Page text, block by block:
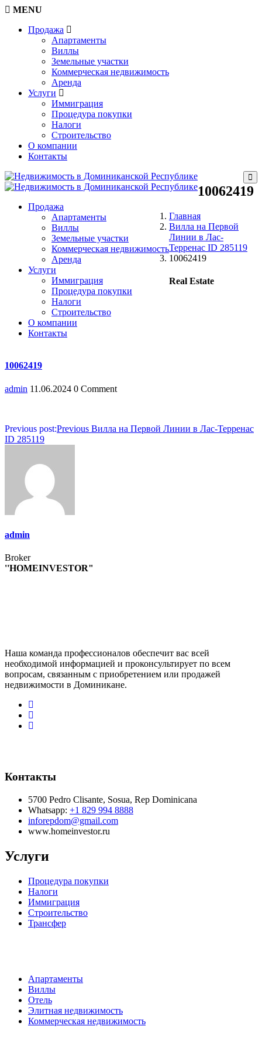
MENU
Продажа
Апартаменты
Виллы
Земельные участки
Коммерческая недвижимость
Аренда
Услуги
Иммиграция
Процедура покупки
Налоги
Строительство
О компании
Контакты
Продажа
Апартаменты
Виллы
Земельные участки
Коммерческая недвижимость
Аренда
Услуги
Иммиграция
Процедура покупки
Налоги
Строительство
О компании
Контакты
10062419
Главная
Вилла на Первой
Линии в Лас-
Терренас ID 285119
10062419
10062419
admin 11.06.2024 0 Comment
Навигация
по
записям
Previous
Previous post:
Вилла на Первой Линии в Лас-Терренас
ID 285119
admin
Broker
Real Estate
''HOMEINVESTOR"
Наша команда профессионалов обеспечит вас всей
необходимой информацией и проконсультирует по всем
вопросам, связанным с приобретением или продажей
недвижимости в Доминикане.
Контакты
5700 Pedro Clisante, Sosua, Rep Dominicana
Whatsapp: +1 829 994 8888
inforepdom@gmail.com
www.homeinvestor.ru
Услуги
Процедура покупки
Налоги
Иммиграция
Строительство
Трансфер
Апартаменты
Виллы
Отель
Элитная недвижимость
Коммерческая недвижимость